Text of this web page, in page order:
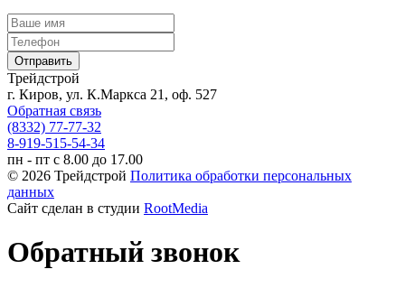
Трейдстрой
г. Киров, ул. К.Маркса 21, оф. 527
Обратная связь
(8332) 77-77-32
8-919-515-54-34
пн - пт с 8.00 до 17.00
© 2026 Трейдстрой Политика обработки персональных
данных
Сайт сделан в студии RootMedia
Обратный звонок